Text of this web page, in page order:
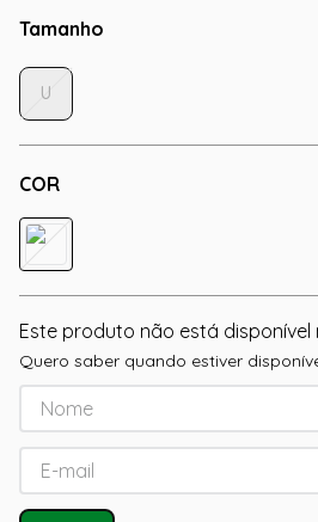
Tamanho
COR
U
Este produto não está disponível
Quero saber quando estiver